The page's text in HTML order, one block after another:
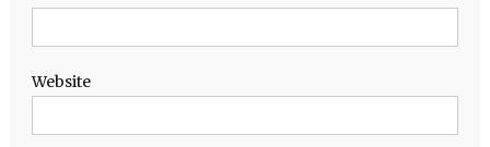
Website